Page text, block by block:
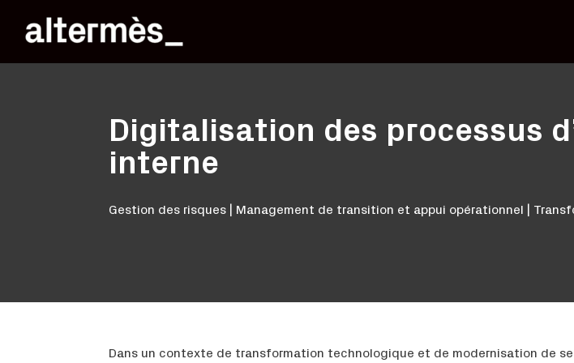
Digitalisation des processus
interne
Gestion des risques | Management de transition et appui opérationnel |
Dans un contexte de transformation technologique et de modernisation de